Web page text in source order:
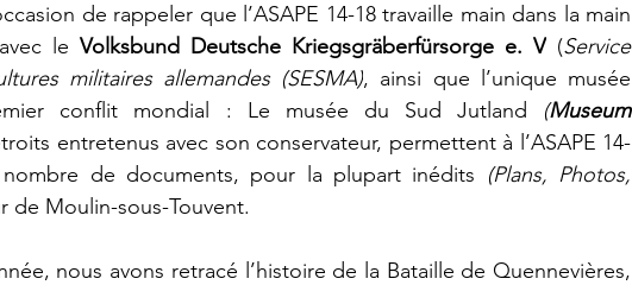
de rappeler que l’ASAPE 14-18 travaille main dans la main
le Volksbund Deutsche Kriegsgräberfürsorge e. V (Service
militaires allemandes (SESMA), ainsi que l’unique musée
conflit mondial : Le musée du Sud Jutland (Museum
entretenus avec son conservateur, permettent à l’ASAPE 14-
de documents, pour la plupart inédits (Plans, Photos,
de Moulin-sous-Touvent.
nous avons retracé l’histoire de la Bataille de Quennevières,